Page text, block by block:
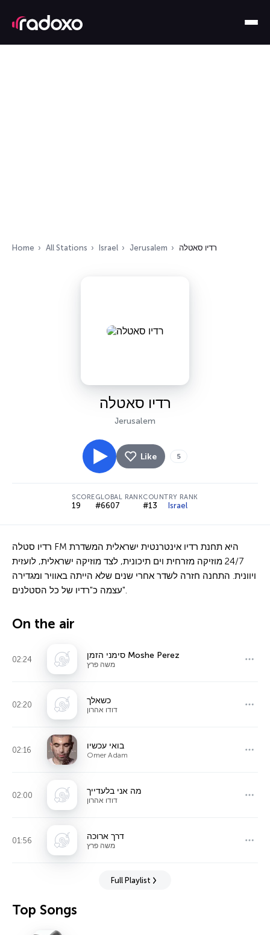
Home All Stations Israel Jerusalem רדיו סאטלה
רדיו סאטלה
Jerusalem
Like 5
SCORE
19
GLOBAL RANK
#6607
COUNTRY RANK
#13 Israel
רדיו סטלה FM היא תחנת רדיו אינטרנטית ישראלית המשדרת
24/7 מוזיקה מזרחית וים תיכונית, לצד מוזיקה ישראלית, לועזית
ויוונית. התחנה חזרה לשדר אחרי שנים שלא הייתה באוויר ומגדירה
עצמה כ"רדיו של כל הסטלנים".
On the air
02:24 סימני הזמן Moshe Perez
משה פרץ
02:20 כשאלך
דודו אהרון
02:16 בואי עכשיו
Omer Adam
02:00 מה אני בלעדייך
דודו אהרון
01:56 דרך ארוכה
משה פרץ
Full Playlist
Top Songs